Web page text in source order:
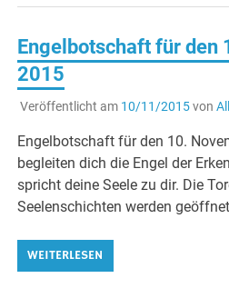
Engelbotschaft für den
2015
Veröffentlicht am 10/11/2015von
Engelbotschaft für den 10.
begleiten dich die Engel der
spricht deine Seele zu dir. Die
Seelenschichten werden
WEITERLESEN